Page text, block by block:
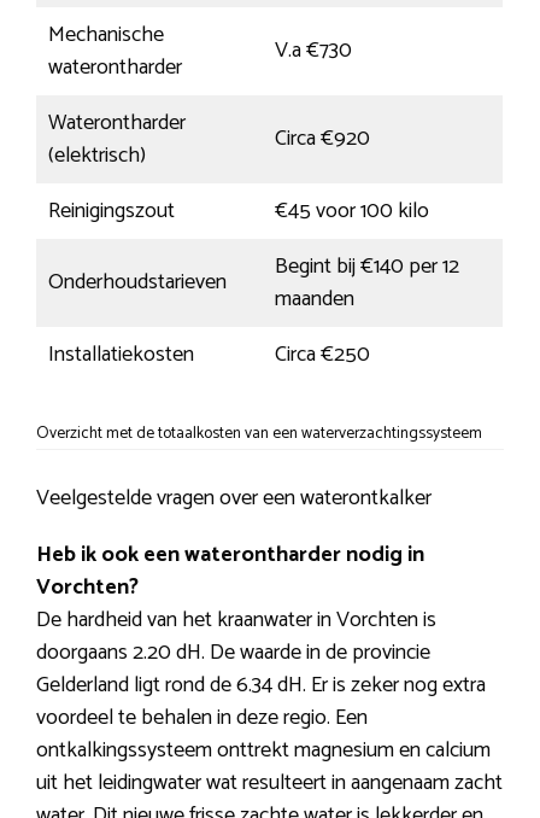
Mechanische
waterontharder
V.a €730
Waterontharder
(elektrisch)
Circa €920
Reinigingszout
€45 voor 100 kilo
Onderhoudstarieven
Begint bij €140 per 12
maanden
Installatiekosten
Circa €250
Overzicht met de totaalkosten van een waterverzachtingssysteem
Veelgestelde vragen over een waterontkalker
Heb ik ook een waterontharder nodig in
Vorchten?
De hardheid van het kraanwater in Vorchten is
doorgaans 2.20 dH. De waarde in de provincie
Gelderland ligt rond de 6.34 dH. Er is zeker nog extra
voordeel te behalen in deze regio. Een
ontkalkingssysteem onttrekt magnesium en calcium
uit het leidingwater wat resulteert in aangenaam zacht